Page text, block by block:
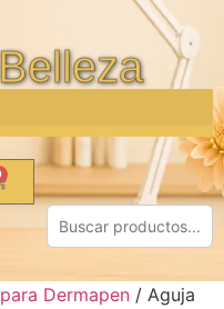
para Dermapen / Aguja